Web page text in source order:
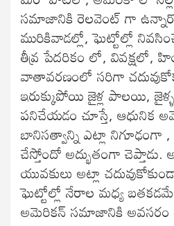
సమాజానికి రెలవెంట్ గా ఉన్నారో
మురికివాడల్లో, ఘెట్టోల్లో
తీవ్ర పేదరికం లో, వివక్షలో,
వాతావరణంలో సరిగా
ఇరుక్కుపోయి జైళ్ల పాలయి,
పనిచేయడం చూస్తే, ఆధునిక
బానిసత్వాన్ని ఎట్లా నిగూఢంగా
చేస్తోందో అద్భుతంగా చెప్తాడు.
యువకులు అట్లా
ఘెట్టోల్లో నేరాల మధ్య
అమెరికన్ సమాజానికి అవసరం